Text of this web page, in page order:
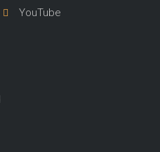
YouTube